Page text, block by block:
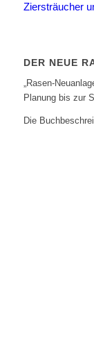
Ziersträucher
DER NEUE
„Rasen-
Planung bis zur
Die